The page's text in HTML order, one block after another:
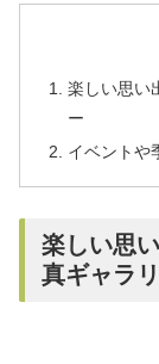
楽しい思い
ー
イベントや
楽しい思
真ギャラ